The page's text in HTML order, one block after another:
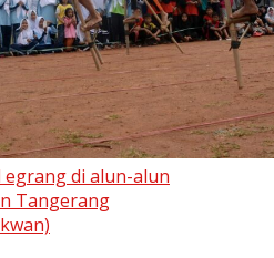
di alun-alun
Tangerang